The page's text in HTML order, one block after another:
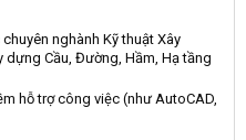
nghành Kỹthuật Xây
dựng Cầu, Đường, Hầm, Hạtầng
hỗ trợ công việc (như AutoCAD,